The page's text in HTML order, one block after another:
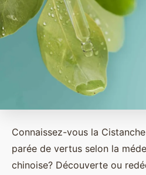
Connaissez-vous la
parée de vertus selon la
chinoise? Découverte ou